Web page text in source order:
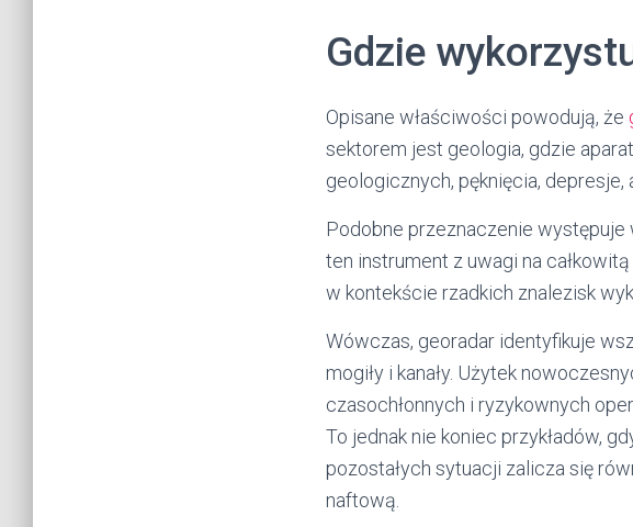
Gdzie
Opisane właściwości powodują, że
sektorem jest geologia, gdzie
geologicznych, pęknięcia, depresje,
Podobne przeznaczenie
ten instrument z uwagi na
w kontekście rzadkich znalezisk
Wówczas, georadar identyfikuje
mogiły i kanały. Użytek
czasochłonnych i ryzykownych
To jednak nie koniec przykładów,
pozostałych sytuacji zalicza się
naftową.